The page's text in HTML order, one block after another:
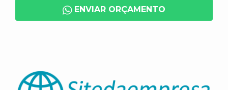
ENVIAR ORÇAMENTO